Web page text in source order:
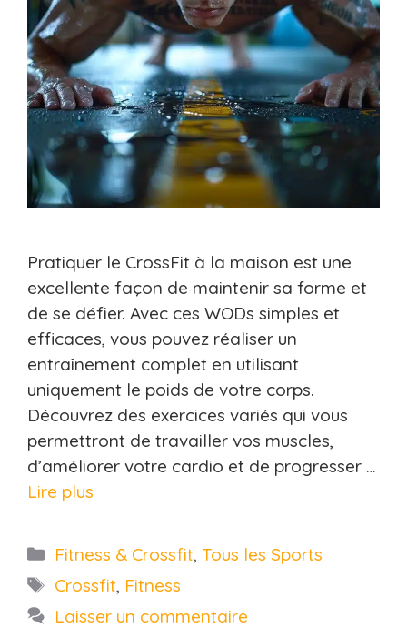
Pratiquer le CrossFit à la maison est une
excellente façon de maintenir sa forme et
de se défier. Avec ces WODs simples et
efficaces, vous pouvez réaliser un
entraînement complet en utilisant
uniquement le poids de votre corps.
Découvrez des exercices variés qui vous
permettront de travailler vos muscles,
d’améliorer votre cardio et de progresser …
Lire plus
Catégories
Fitness & Crossfit,Tous les Sports
Étiquettes
Crossfit, Fitness
Laisser un commentaire